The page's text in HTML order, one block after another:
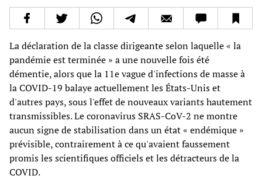
La déclaration de la classe dirigeante selon laquelle « la
pandémie est terminée » a une nouvelle fois été
démentie, alors que la 11e vague d'infections de masse à
la COVID-19 balaye actuellement les États-Unis et
d'autres pays, sous l'effet de nouveaux variants hautement
transmissibles. Le coronavirus SRAS-CoV-2 ne montre
aucun signe de stabilisation dans un état « endémique »
prévisible, contrairement à ce qu'avaient faussement
promis les scientifiques officiels et les détracteurs de la
COVID.